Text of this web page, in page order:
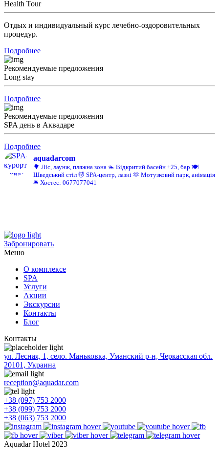
Health Tour
Отдых и индивидуальный курс лечебно-оздоровительных
процедур.
Подробнее
Рекомендуемые предложения
Long stay
Подробнее
Рекомендуемые предложения
SPA день в Аквадаре
Подробнее
aquadarcom
🌳 Ліс, лаунж, пляжна зона 🏊 Відкритий басейн +25, бар 🍽️
Шведський стіл 💆 SPA-центр, лазні 🫶 Мотузковий парк, анімація
🛎️ Хостес: 0677077041
Забронировать
Меню
О комплексе
SPA
Услуги
Акции
Экскурсии
Контакты
Блог
Контакты
ул. Лесная, 1, село. Маньковка, Уманский р-н, Черкасская обл.
20101, Украина
reception@aquadar.com
+38 (097) 753 2000
+38 (099) 753 2000
+38 (063) 753 2000
Aquadar Hotel 2023